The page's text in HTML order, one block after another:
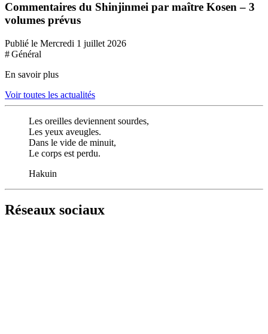
Commentaires du Shinjinmei par maître Kosen – 3
volumes prévus
Publié le Mercredi 1 juillet 2026
# Général
En savoir plus
Voir toutes les actualités
Les oreilles deviennent sourdes,
Les yeux aveugles.
Dans le vide de minuit,
Le corps est perdu.
Hakuin
Réseaux sociaux